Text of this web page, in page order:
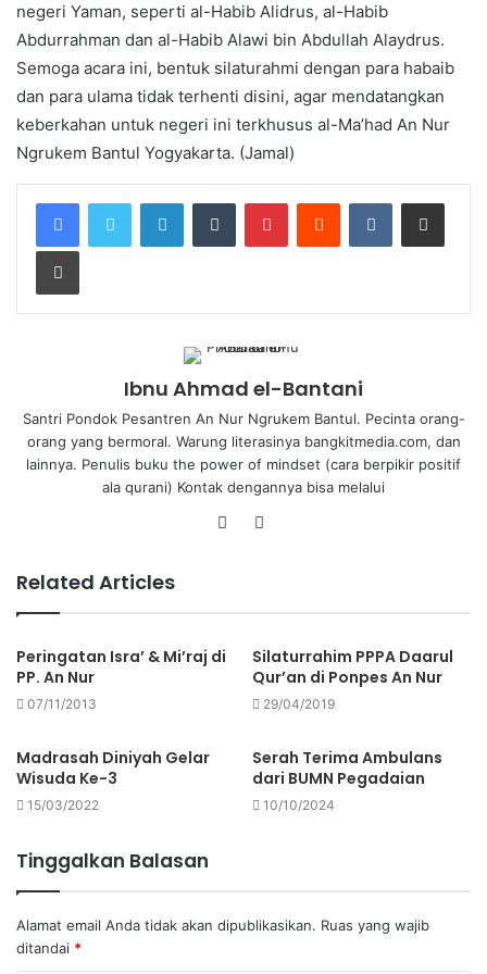
negeri Yaman, seperti al-Habib Alidrus, al-Habib
Abdurrahman dan al-Habib Alawi bin Abdullah Alaydrus.
Semoga acara ini, bentuk silaturahmi dengan para habaib
dan para ulama tidak terhenti disini, agar mendatangkan
keberkahan untuk negeri ini terkhusus al-Ma’had An Nur
Ngrukem Bantul Yogyakarta. (Jamal)
Ibnu Ahmad el-Bantani
Santri Pondok Pesantren An Nur Ngrukem Bantul. Pecinta orang-
orang yang bermoral. Warung literasinya bangkitmedia.com, dan
lainnya. Penulis buku the power of mindset (cara berpikir positif
ala qurani) Kontak dengannya bisa melalui
Related Articles
Peringatan Isra’ & Mi’raj di
PP. An Nur
07/11/2013
Silaturrahim PPPA Daarul
Qur’an di Ponpes An Nur
29/04/2019
Madrasah Diniyah Gelar
Wisuda Ke-3
15/03/2022
Serah Terima Ambulans
dari BUMN Pegadaian
10/10/2024
Tinggalkan Balasan
Alamat email Anda tidak akan dipublikasikan. Ruas yang wajib
ditandai *